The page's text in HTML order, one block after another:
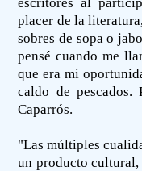
placer de la
sobres de sopa o
pensé cuando me
que era mi
caldo de
Caparrós.
"Las múltiples
un producto